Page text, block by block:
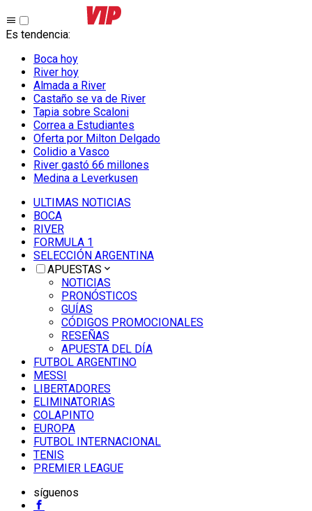
Es tendencia:
Boca hoy
River hoy
Almada a River
Castaño se va de River
Tapia sobre Scaloni
Correa a Estudiantes
Oferta por Milton Delgado
Colidio a Vasco
River gastó 66 millones
Medina a Leverkusen
ULTIMAS NOTICIAS
BOCA
RIVER
FORMULA 1
SELECCIÓN ARGENTINA
APUESTAS
NOTICIAS
PRONÓSTICOS
GUÍAS
CÓDIGOS PROMOCIONALES
RESEÑAS
APUESTA DEL DÍA
FUTBOL ARGENTINO
MESSI
LIBERTADORES
ELIMINATORIAS
COLAPINTO
EUROPA
FUTBOL INTERNACIONAL
TENIS
PREMIER LEAGUE
síguenos